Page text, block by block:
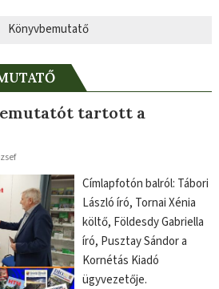
Könyvbemutatő
tartott a
Címlapfotón balról: Tábori
László író, Tornai Xénia
költő, Földesdy Gabriella
író, Pusztay Sándor a
Kornétás Kiadó
ügyvezetője.